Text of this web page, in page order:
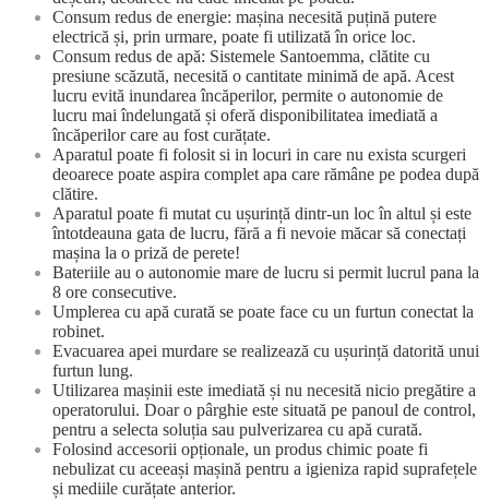
Consum redus de energie: mașina necesită puțină putere
electrică și, prin urmare, poate fi utilizată în orice loc.
Consum redus de apă: Sistemele Santoemma, clătite cu
presiune scăzută, necesită o cantitate minimă de apă. Acest
lucru evită inundarea încăperilor, permite o autonomie de
lucru mai îndelungată și oferă disponibilitatea imediată a
încăperilor care au fost curățate.
Aparatul poate fi folosit si in locuri in care nu exista scurgeri
deoarece poate aspira complet apa care rămâne pe podea după
clătire.
Aparatul poate fi mutat cu ușurință dintr-un loc în altul și este
întotdeauna gata de lucru, fără a fi nevoie măcar să conectați
mașina la o priză de perete!
Bateriile au o autonomie mare de lucru si permit lucrul pana la
8 ore consecutive.
Umplerea cu apă curată se poate face cu un furtun conectat la
robinet.
Evacuarea apei murdare se realizează cu ușurință datorită unui
furtun lung.
Utilizarea mașinii este imediată și nu necesită nicio pregătire a
operatorului. Doar o pârghie este situată pe panoul de control,
pentru a selecta soluția sau pulverizarea cu apă curată.
Folosind accesorii opționale, un produs chimic poate fi
nebulizat cu aceeași mașină pentru a igieniza rapid suprafețele
și mediile curățate anterior.